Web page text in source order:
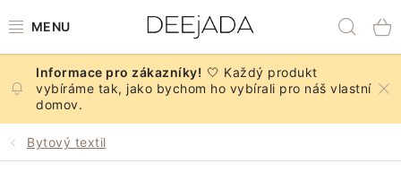
na
NOVINKY
PODZIM
🤍 Každý produkt
vybíráme tak, jako bychom ho vybírali pro náš vlastní
domov.
Bytový textil